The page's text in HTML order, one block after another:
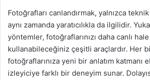
Fotoğrafları canlandırmak, yalnızca
aynı zamanda yaratıcılıkla da ilgilidir.
yöntemler, fotoğraflarınızı daha canlı
kullanabileceğiniz çeşitli araçlardır. Her
fotoğraflarınıza yeni bir anlatım katmanı
izleyiciye farklı bir deneyim sunar.